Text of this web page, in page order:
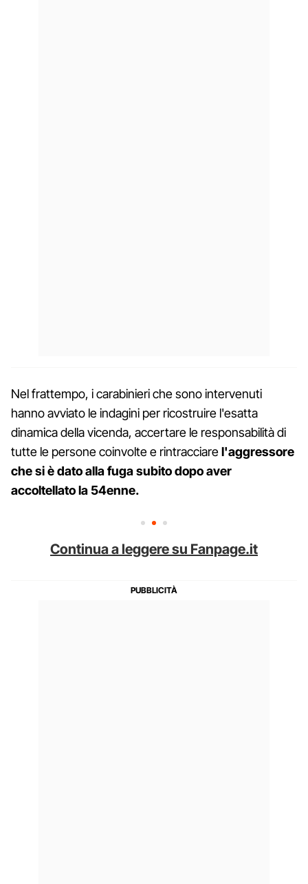
Nel frattempo, i carabinieri che sono intervenuti
hanno avviato le indagini per ricostruire l'esatta
dinamica della vicenda, accertare le responsabilità di
tutte le persone coinvolte e rintracciarel'aggressore
che si è dato alla fuga subito dopo aver
accoltellato la 54enne.
Continua a leggere su Fanpage.it